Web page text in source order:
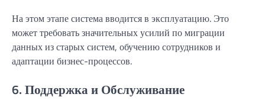
На этом этапе система вводится в эксплуатацию. Это
может требовать значительных усилий по миграции
данных из старых систем, обучению сотрудников и
адаптации бизнес-процессов.
6. Поддержка и Обслуживание